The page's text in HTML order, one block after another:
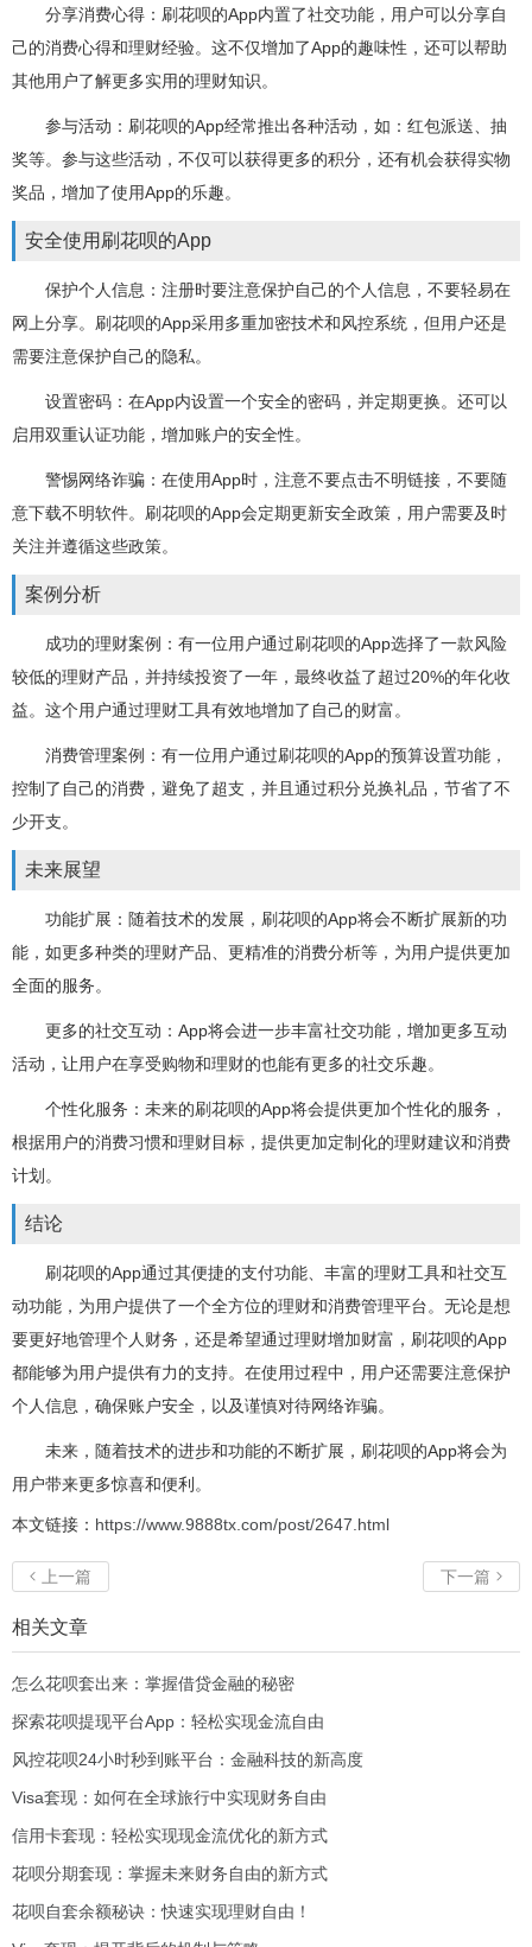
分享消费心得：刷花呗的App内置了社交功能，用户可以分享自
己的消费心得和理财经验。这不仅增加了App的趣味性，还可以帮助
其他用户了解更多实用的理财知识。
参与活动：刷花呗的App经常推出各种活动，如：红包派送、抽
奖等。参与这些活动，不仅可以获得更多的积分，还有机会获得实物
奖品，增加了使用App的乐趣。
安全使用刷花呗的App
保护个人信息：注册时要注意保护自己的个人信息，不要轻易在
网上分享。刷花呗的App采用多重加密技术和风控系统，但用户还是
需要注意保护自己的隐私。
设置密码：在App内设置一个安全的密码，并定期更换。还可以
启用双重认证功能，增加账户的安全性。
警惕网络诈骗：在使用App时，注意不要点击不明链接，不要随
意下载不明软件。刷花呗的App会定期更新安全政策，用户需要及时
关注并遵循这些政策。
案例分析
成功的理财案例：有一位用户通过刷花呗的App选择了一款风险
较低的理财产品，并持续投资了一年，最终收益了超过20%的年化收
益。这个用户通过理财工具有效地增加了自己的财富。
消费管理案例：有一位用户通过刷花呗的App的预算设置功能，
控制了自己的消费，避免了超支，并且通过积分兑换礼品，节省了不
少开支。
未来展望
功能扩展：随着技术的发展，刷花呗的App将会不断扩展新的功
能，如更多种类的理财产品、更精准的消费分析等，为用户提供更加
全面的服务。
更多的社交互动：App将会进一步丰富社交功能，增加更多互动
活动，让用户在享受购物和理财的也能有更多的社交乐趣。
个性化服务：未来的刷花呗的App将会提供更加个性化的服务，
根据用户的消费习惯和理财目标，提供更加定制化的理财建议和消费
计划。
结论
刷花呗的App通过其便捷的支付功能、丰富的理财工具和社交互
动功能，为用户提供了一个全方位的理财和消费管理平台。无论是想
要更好地管理个人财务，还是希望通过理财增加财富，刷花呗的App
都能够为用户提供有力的支持。在使用过程中，用户还需要注意保护
个人信息，确保账户安全，以及谨慎对待网络诈骗。
未来，随着技术的进步和功能的不断扩展，刷花呗的App将会为
用户带来更多惊喜和便利。
本文链接： https://www.9888tx.com/post/2647.html
 上一篇 下一篇 
相关文章
怎么花呗套出来：掌握借贷金融的秘密
探索花呗提现平台App：轻松实现金流自由
风控花呗24小时秒到账平台：金融科技的新高度
Visa套现：如何在全球旅行中实现财务自由
信用卡套现：轻松实现现金流优化的新方式
花呗分期套现：掌握未来财务自由的新方式
花呗自套余额秘诀：快速实现理财自由！